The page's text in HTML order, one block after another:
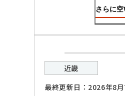
さらに
近畿
最終更新日：2026年8月